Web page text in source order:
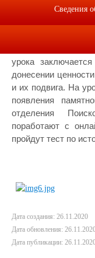
Учащиеся
Всероссийском
урока
донесении
и их подвига. На
появления
отделения
поработают с
пройдут тест по
Дата создания: 26.11.2020
Дата обновления:
Дата публикации:
Сведения